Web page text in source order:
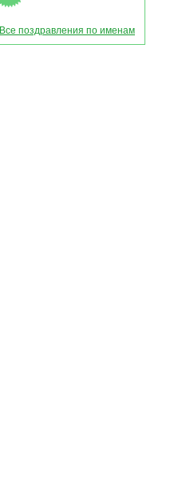
Все поздравления по именам